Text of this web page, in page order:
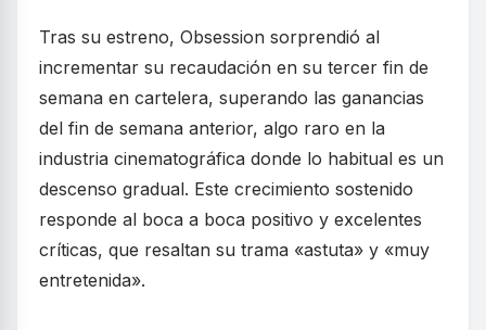
Tras su estreno, Obsession sorprendió al
incrementar su recaudación en su tercer fin de
semana en cartelera, superando las ganancias
del fin de semana anterior, algo raro en la
industria cinematográfica donde lo habitual es un
descenso gradual. Este crecimiento sostenido
responde al boca a boca positivo y excelentes
críticas, que resaltan su trama «astuta» y «muy
entretenida».